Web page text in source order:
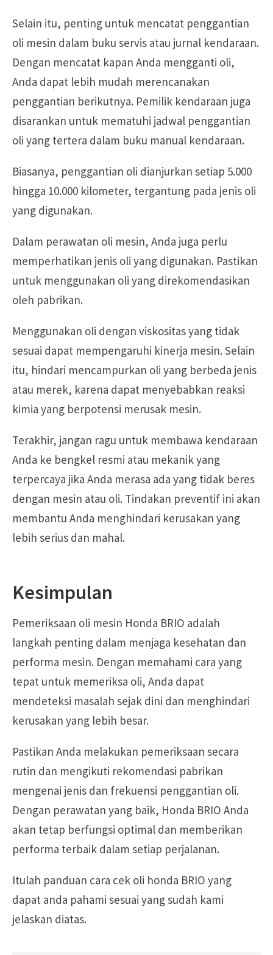
Selain itu, penting untuk mencatat penggantian
oli mesin dalam buku servis atau jurnal kendaraan.
Dengan mencatat kapan Anda mengganti oli,
Anda dapat lebih mudah merencanakan
penggantian berikutnya. Pemilik kendaraan juga
disarankan untuk mematuhi jadwal penggantian
oli yang tertera dalam buku manual kendaraan.
Biasanya, penggantian oli dianjurkan setiap 5.000
hingga 10.000 kilometer, tergantung pada jenis oli
yang digunakan.
Dalam perawatan oli mesin, Anda juga perlu
memperhatikan jenis oli yang digunakan. Pastikan
untuk menggunakan oli yang direkomendasikan
oleh pabrikan.
Menggunakan oli dengan viskositas yang tidak
sesuai dapat mempengaruhi kinerja mesin. Selain
itu, hindari mencampurkan oli yang berbeda jenis
atau merek, karena dapat menyebabkan reaksi
kimia yang berpotensi merusak mesin.
Terakhir, jangan ragu untuk membawa kendaraan
Anda ke bengkel resmi atau mekanik yang
terpercaya jika Anda merasa ada yang tidak beres
dengan mesin atau oli. Tindakan preventif ini akan
membantu Anda menghindari kerusakan yang
lebih serius dan mahal.
Kesimpulan
Pemeriksaan oli mesin Honda BRIO adalah
langkah penting dalam menjaga kesehatan dan
performa mesin. Dengan memahami cara yang
tepat untuk memeriksa oli, Anda dapat
mendeteksi masalah sejak dini dan menghindari
kerusakan yang lebih besar.
Pastikan Anda melakukan pemeriksaan secara
rutin dan mengikuti rekomendasi pabrikan
mengenai jenis dan frekuensi penggantian oli.
Dengan perawatan yang baik, Honda BRIO Anda
akan tetap berfungsi optimal dan memberikan
performa terbaik dalam setiap perjalanan.
Itulah panduan cara cek oli honda BRIO yang
dapat anda pahami sesuai yang sudah kami
jelaskan diatas.